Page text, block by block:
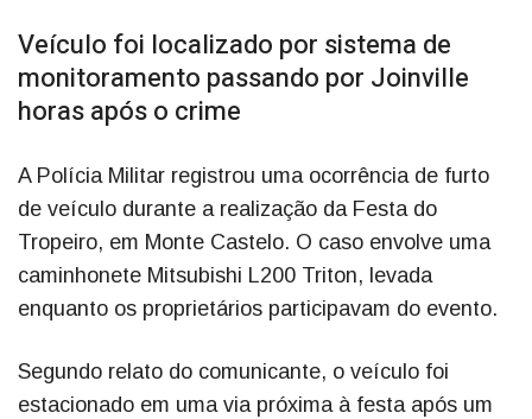
Veículo foi localizado por sistema de
monitoramento passando por Joinville
horas após o crime
A Polícia Militar registrou uma ocorrência de furto
de veículo durante a realização da Festa do
Tropeiro, em Monte Castelo. O caso envolve uma
caminhonete Mitsubishi L200 Triton, levada
enquanto os proprietários participavam do evento.
Segundo relato do comunicante, o veículo foi
estacionado em uma via próxima à festa após um